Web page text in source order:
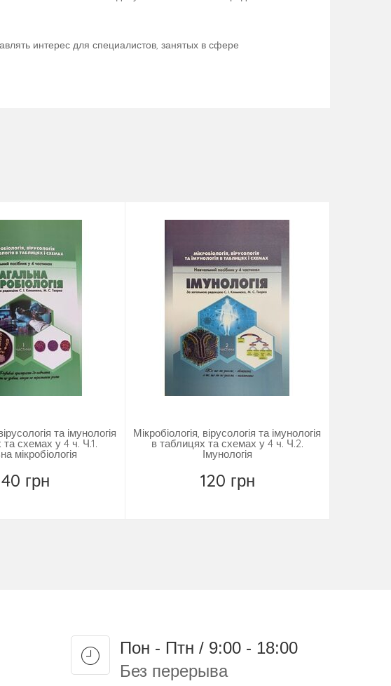
интерес для специалистов, занятых в сфере
та імунологія
схемах у 4 ч. Ч.1.
мікробіологія
грн
Мікробіологія, вірусологія та імунологія
в таблицях та схемах у 4 ч. Ч.2.
Імунологія
120 грн
Пон - Птн / 9:00 - 18:00
Без перерыва